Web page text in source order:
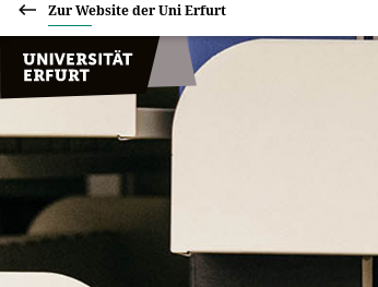
Zur Website der Uni Erfurt